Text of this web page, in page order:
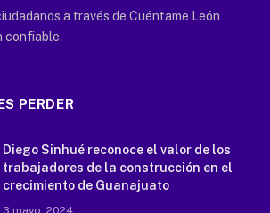
a través de Cuéntame León
confiable.
PERDER
Diego Sinhué reconoce el valor de los
trabajadores de la construcción en el
crecimiento de Guanajuato